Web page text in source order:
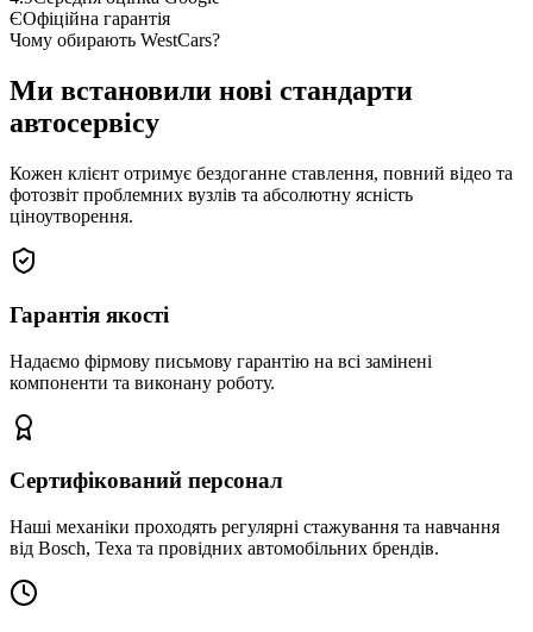
ЄОфіційна гарантія
Чому обирають WestCars?
Ми встановили нові стандарти
автосервісу
Кожен клієнт отримує бездоганне ставлення, повний відео та
фотозвіт проблемних вузлів та абсолютну ясність
ціноутворення.
Гарантія якості
Надаємо фірмову письмову гарантію на всі замінені
компоненти та виконану роботу.
Сертифікований персонал
Наші механіки проходять регулярні стажування та навчання
від Bosch, Texa та провідних автомобільних брендів.